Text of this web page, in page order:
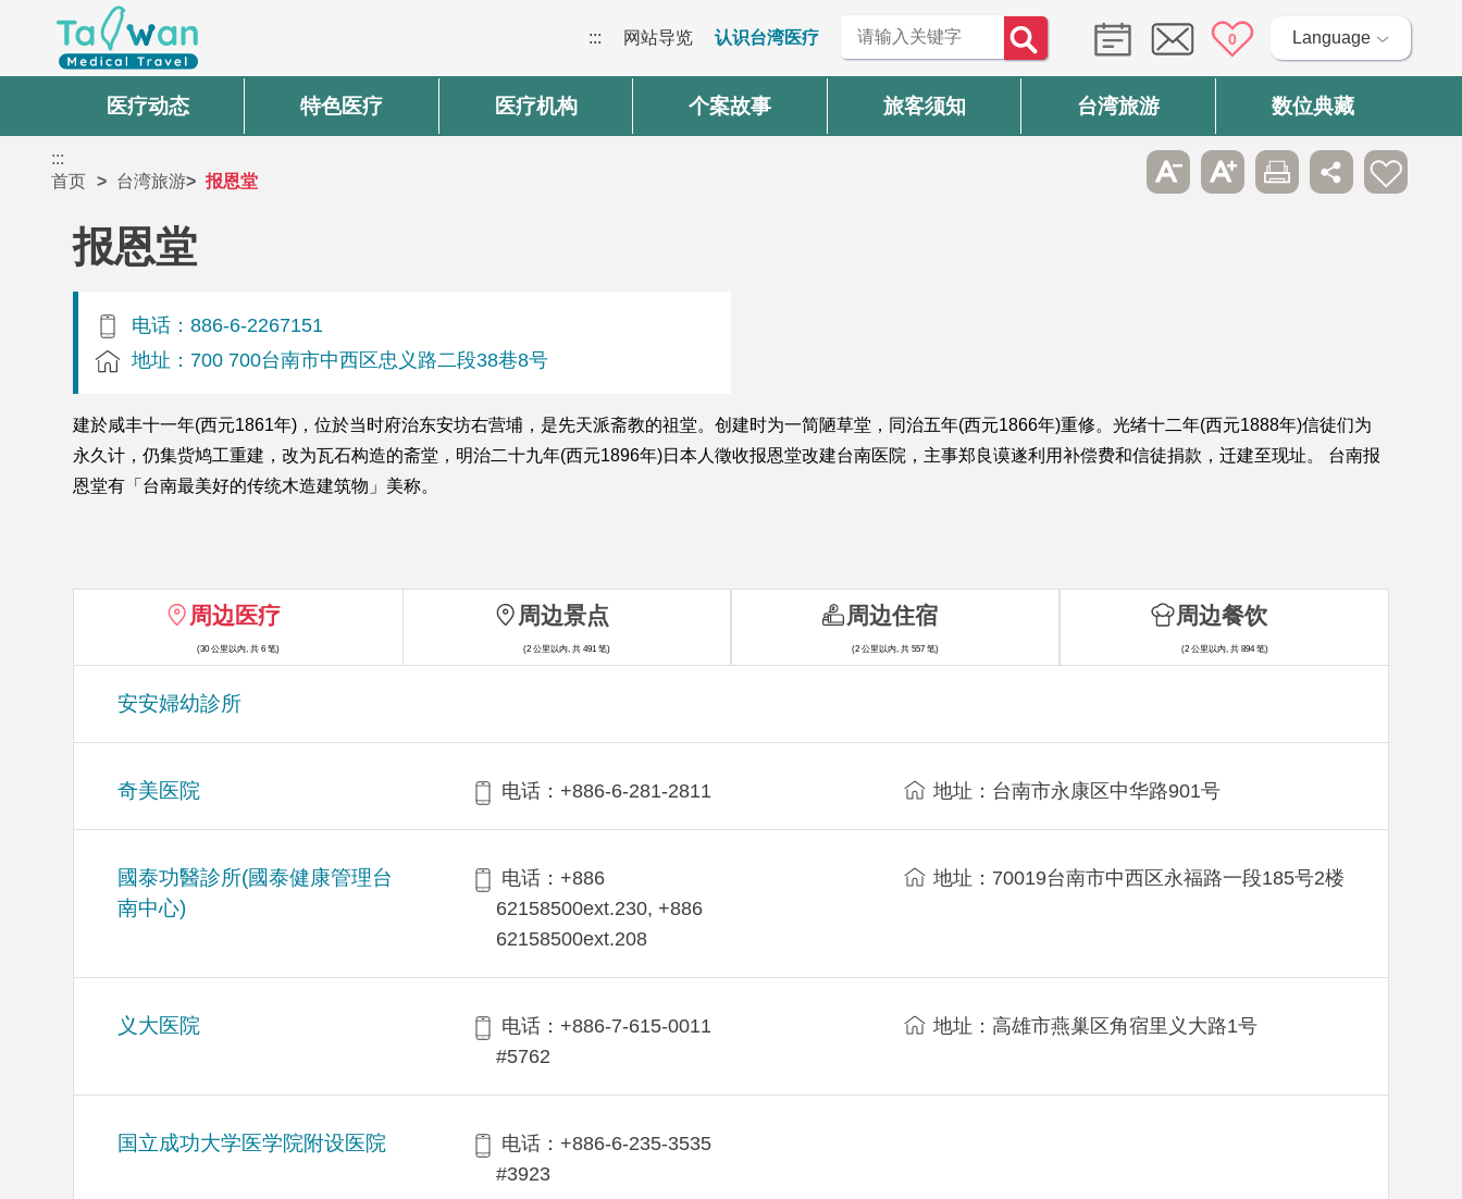
::: 网站导览 认识台湾医疗 0 Language
医疗动态 特色医疗 医疗机构 个案故事 旅客须知 台湾旅游 数位典藏
:::
首页
台湾旅游 报恩堂
报恩堂
电话：886-6-2267151
地址：700 700台南市中西区忠义路二段38巷8号
建於咸丰十一年(西元1861年)，位於当时府治东安坊右营埔，是先天派斋教的祖堂。创建时为一简陋草堂，同治五年(西元1866年)重修。光绪十二年(西元1888年)信徒们为
永久计，仍集赀鸠工重建，改为瓦石构造的斋堂，明治二十九年(西元1896年)日本人徵收报恩堂改建台南医院，主事郑良谟遂利用补偿费和信徒捐款，迁建至现址。 台南报
恩堂有「台南最美好的传统木造建筑物」美称。
周边医疗
(30 公里以内, 共 6 笔)
安安婦幼診所
奇美医院 电话：+886-6-281-2811 地址：台南市永康区中华路901号
國泰功醫診所(國泰健康管理台
南中心)
电话：+886
62158500ext.230, +886
62158500ext.208
地址：70019台南市中西区永福路一段185号2楼
义大医院
电话：+886-7-615-0011
#5762
地址：高雄市燕巢区角宿里义大路1号
国立成功大学医学院附设医院
电话：+886-6-235-3535
#3923
周边景点
(2 公里以内, 共 491 笔)
周边住宿
(2 公里以内, 共 557 笔)
周边餐饮
(2 公里以内, 共 894 笔)